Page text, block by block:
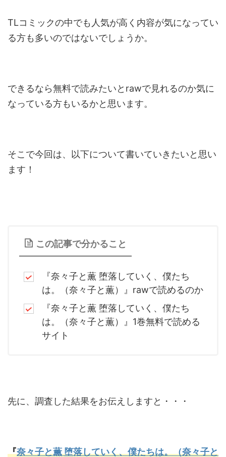
TLコミックの中でも人気が高く内容が気になってい
る方も多いのではないでしょうか。
できるなら無料で読みたいとrawで見れるのか気に
なっている方もいるかと思います。
そこで今回は、以下について書いていきたいと思い
ます！
この記事で分かること
『奈々子と薫 堕落していく、僕たち
は。（奈々子と薫）』rawで読めるのか
『奈々子と薫 堕落していく、僕たち
は。（奈々子と薫）』1巻無料で読める
サイト
先に、調査した結果をお伝えしますと・・・
『奈々子と薫 堕落していく、僕たちは。（奈々子と